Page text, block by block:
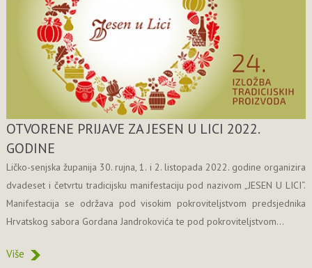
OTVORENE PRIJAVE ZA JESEN U LICI 2022.
GODINE
Ličko-senjska županija 30. rujna, 1. i 2. listopada 2022. godine organizira
dvadeset i četvrtu tradicijsku manifestaciju pod nazivom „JESEN U LICI“.
Manifestacija se održava pod visokim pokroviteljstvom predsjednika
Hrvatskog sabora Gordana Jandrokovića te pod pokroviteljstvom...
Više